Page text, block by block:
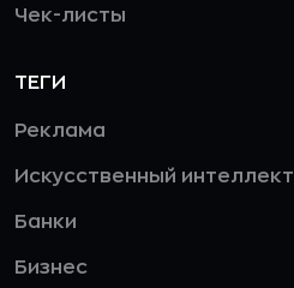
Чек-листы
ТЕГИ
Реклама
Искусственный интеллект
Банки
Бизнес